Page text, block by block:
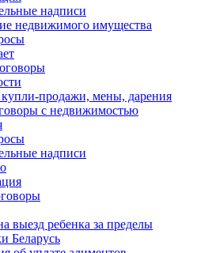
надписи
недвижимого имущества
продажи, мены, дарения
с недвижимостью
надписи
выезд ребенка за пределы
Беларусь